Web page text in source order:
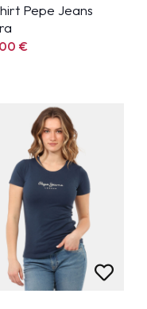
Pepe Jeans
€